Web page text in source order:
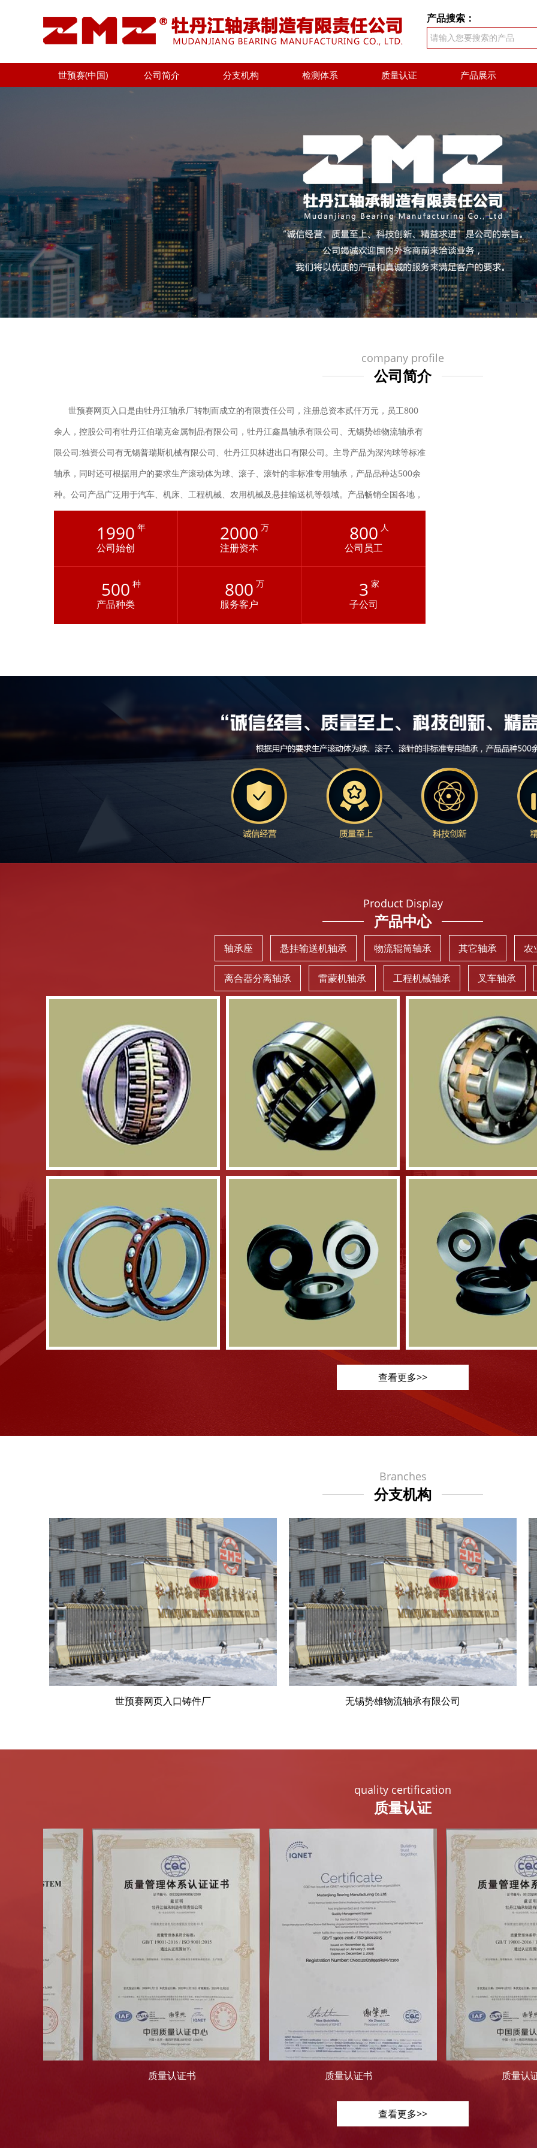
产品搜索：
世预赛(中国) 公司简介 分支机构 检测体系 质量认证 产品展示
company profile
公司简介
世预赛网页入口是由牡丹江轴承厂转制而成立的有限责任公司，注册总资本贰仟万元，员工800
余人，控股公司有牡丹江伯瑞克金属制品有限公司，牡丹江鑫昌轴承有限公司、无锡势雄物流轴承有
限公司;独资公司有无锡普瑞斯机械有限公司、牡丹江贝林进出口有限公司。主导产品为深沟球等标准
轴承，同时还可根据用户的要求生产滚动体为球、滚子、滚针的非标准专用轴承，产品品种达500余
种。公司产品广泛用于汽车、机床、工程机械、农用机械及悬挂输送机等领域。产品畅销全国各地，
1990 年
公司始创
2000 万
注册资本
800 人
公司员工
500 种
产品种类
800 万
服务客户
3 家
子公司
Product Display
产品中心
轴承座 悬挂输送机轴承 物流辊筒轴承 其它轴承 农
离合器分离轴承 雷蒙机轴承 工程机械轴承 叉车轴承
调心滚子轴承 调心滚子轴承 调心滚子轴承
门架链轮轴承
门架链轮轴承
查看更多>>
Branches
分支机构
世预赛网页入口铸件厂 无锡势雄物流轴承有限公司
quality certification
质量认证
质量认证书 质量认证书 质量认证书
查看更多>>